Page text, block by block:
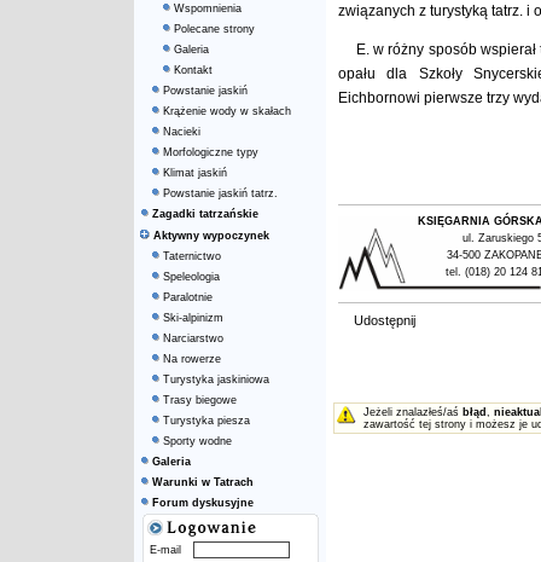
Wspomnienia
Polecane strony
Galeria
Kontakt
Powstanie jaskiń
Krążenie wody w skałach
Nacieki
Morfologiczne typy
Klimat jaskiń
Powstanie jaskiń tatrz.
Zagadki tatrzańskie
Aktywny wypoczynek
Taternictwo
Speleologia
Paralotnie
Ski-alpinizm
Narciarstwo
Na rowerze
Turystyka jaskiniowa
Trasy biegowe
Turystyka piesza
Sporty wodne
Galeria
Warunki w Tatrach
Forum dyskusyjne
E-mail
związanych z turystyką tatrz. i
E. w różny sposób
opału dla Szkoły
Eichbornowi pierwsze trzy
KSIĘGARNIA
ul. Zaruskiego
34-500
tel. (018) 20 124
Udostępnij
Jeżeli znalazłeś/aś błąd ,
zawartość tej strony i możesz je